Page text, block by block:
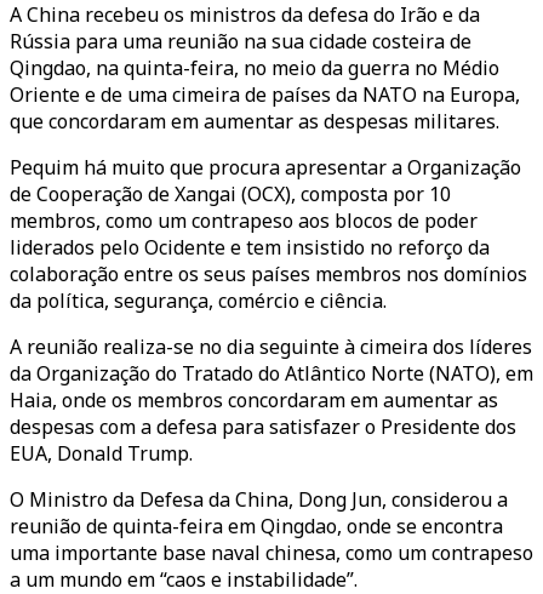
A China recebeu os ministros da defesa do Irão e da
Rússia para uma reunião na sua cidade costeira de
Qingdao, na quinta-feira, no meio da guerra no Médio
Oriente e de uma cimeira de países da NATO na Europa,
que concordaram em aumentar as despesas militares.
Pequim há muito que procura apresentar a Organização
de Cooperação de Xangai (OCX), composta por 10
membros, como um contrapeso aos blocos de poder
liderados pelo Ocidente e tem insistido no reforço da
colaboração entre os seus países membros nos domínios
da política, segurança, comércio e ciência.
A reunião realiza-se no dia seguinte à cimeira dos líderes
da Organização do Tratado do Atlântico Norte (NATO), em
Haia, onde os membros concordaram em aumentar as
despesas com a defesa para satisfazer o Presidente dos
EUA, Donald Trump.
O Ministro da Defesa da China, Dong Jun, considerou a
reunião de quinta-feira em Qingdao, onde se encontra
uma importante base naval chinesa, como um contrapeso
a um mundo em “caos e instabilidade”.